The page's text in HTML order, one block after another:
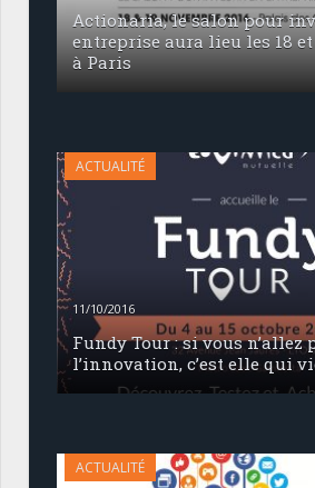
Actionaria, le salon pour
entreprise aura lieu les 18 et
à Paris
ACTUALITÉ
11/10/2016
Fundy Tour : si vous n’allez
l’innovation, c’est elle qui
ACTUALITÉ